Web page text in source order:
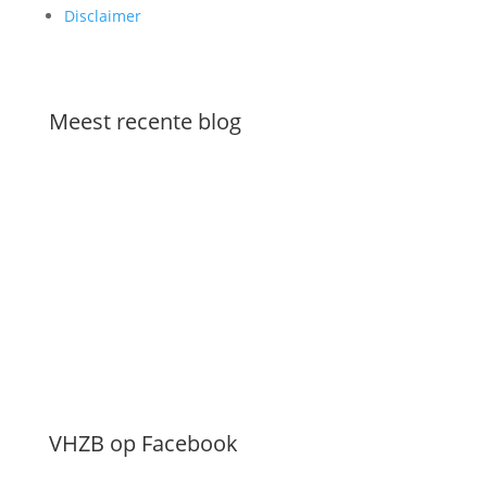
Disclaimer
Meest recente blog
VHZB op Facebook